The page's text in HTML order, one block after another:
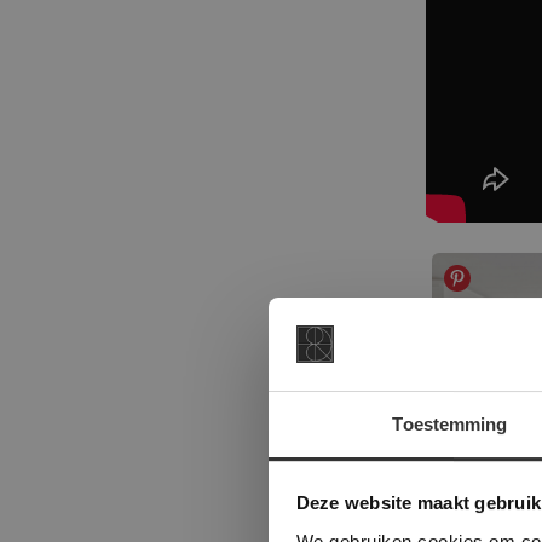
Toestemming
Deze website maaktDeze
onze